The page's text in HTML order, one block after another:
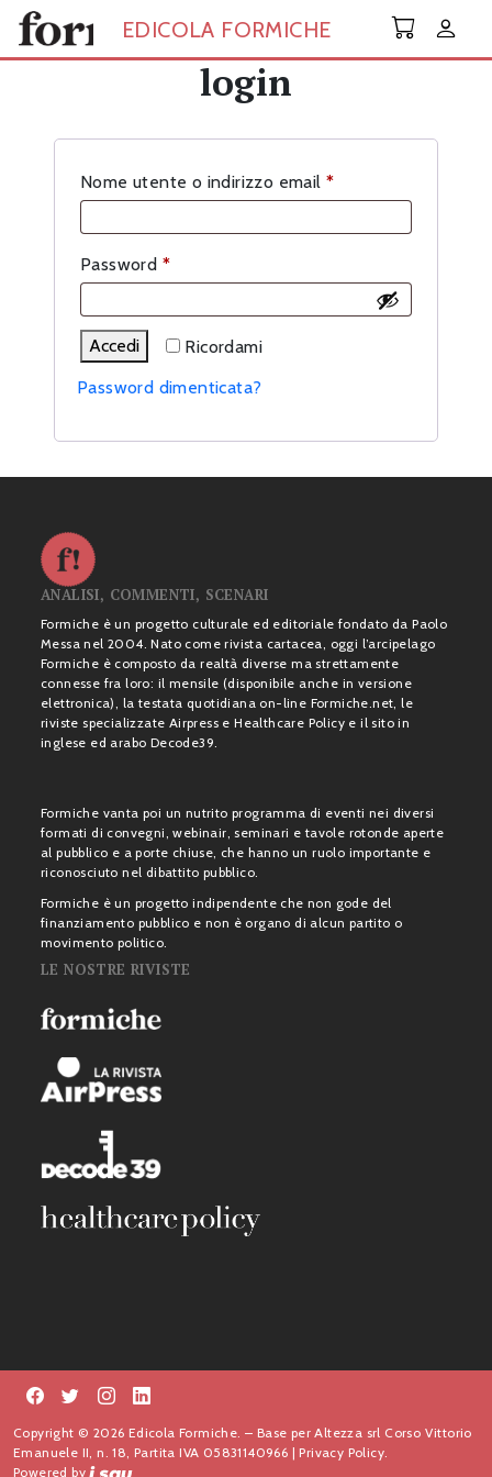
Skip to main content
EDICOLA FORMICHE
login
Nome utente o indirizzo email *Richiesto
Password *Richiesto
Ricordami
Accedi
Password dimenticata?
ANALISI, COMMENTI, SCENARI
Formiche è un progetto culturale ed editoriale fondato da Paolo
Messa nel 2004. Nato come rivista cartacea, oggi l’arcipelago
Formiche è composto da realtà diverse ma strettamente
connesse fra loro: il mensile (disponibile anche in versione
elettronica), la testata quotidiana on-line Formiche.net, le
riviste specializzate Airpress e Healthcare Policy e il sito in
inglese ed arabo Decode39.
Formiche vanta poi un nutrito programma di eventi nei diversi
formati di convegni, webinair, seminari e tavole rotonde aperte
al pubblico e a porte chiuse, che hanno un ruolo importante e
riconosciuto nel dibattito pubblico.
Formiche è un progetto indipendente che non gode del
finanziamento pubblico e non è organo di alcun partito o
movimento politico.
LE NOSTRE RIVISTE
Copyright © 2026 Edicola Formiche. – Base per Altezza srl Corso Vittorio
Emanuele II, n. 18, Partita IVA 05831140966 |Privacy Policy.
Powered by